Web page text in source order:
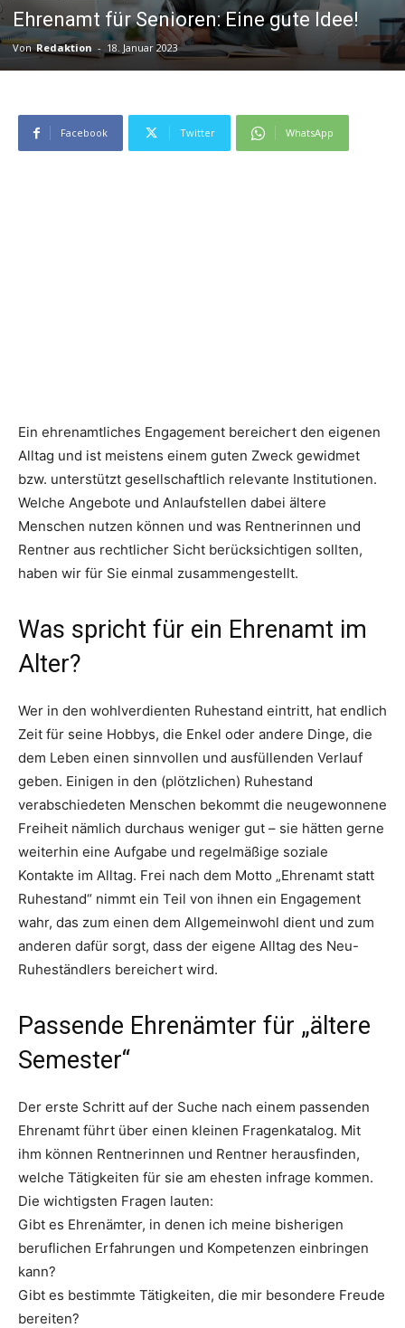
Ehrenamt für Senioren: Eine gute Idee!
Von Redaktion - 18. Januar 2023
Facebook Twitter WhatsApp
Ein ehrenamtliches Engagement bereichert den eigenen
Alltag und ist meistens einem guten Zweck gewidmet
bzw. unterstützt gesellschaftlich relevante Institutionen.
Welche Angebote und Anlaufstellen dabei ältere
Menschen nutzen können und was Rentnerinnen und
Rentner aus rechtlicher Sicht berücksichtigen sollten,
haben wir für Sie einmal zusammengestellt.
Was spricht für ein Ehrenamt im
Alter?
Wer in den wohlverdienten Ruhestand eintritt, hat endlich
Zeit für seine Hobbys, die Enkel oder andere Dinge, die
dem Leben einen sinnvollen und ausfüllenden Verlauf
geben. Einigen in den (plötzlichen) Ruhestand
verabschiedeten Menschen bekommt die neugewonnene
Freiheit nämlich durchaus weniger gut – sie hätten gerne
weiterhin eine Aufgabe und regelmäßige soziale
Kontakte im Alltag. Frei nach dem Motto „Ehrenamt statt
Ruhestand“ nimmt ein Teil von ihnen ein Engagement
wahr, das zum einen dem Allgemeinwohl dient und zum
anderen dafür sorgt, dass der eigene Alltag des Neu-
Ruheständlers bereichert wird.
Passende Ehrenämter für „ältere
Semester“
Der erste Schritt auf der Suche nach einem passenden
Ehrenamt führt über einen kleinen Fragenkatalog. Mit
ihm können Rentnerinnen und Rentner herausfinden,
welche Tätigkeiten für sie am ehesten infrage kommen.
Die wichtigsten Fragen lauten:
Gibt es Ehrenämter, in denen ich meine bisherigen
beruflichen Erfahrungen und Kompetenzen einbringen
kann?
Gibt es bestimmte Tätigkeiten, die mir besondere Freude
bereiten?